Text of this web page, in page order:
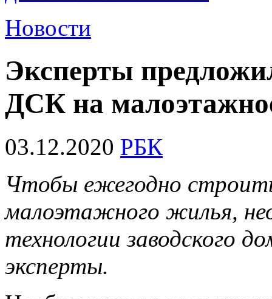
Новости
Эксперты
ДСК на
03.12.2020 РБК
Чтобы ежегодно
малоэтажного жилья,
технологии заводского
эксперты.